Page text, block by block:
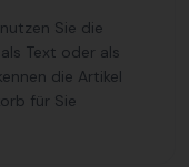
Sie die
Text oder als
die Artikel
für Sie